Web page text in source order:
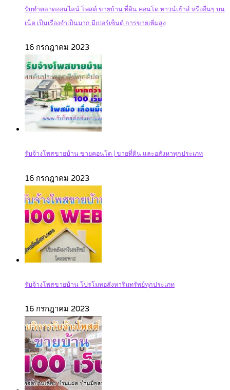
รับทำตลาดออนไลน์ โพสต์ ขายบ้าน ที่ดิน คอนโด ทาวน์เฮ้าส์ หรืออื่นๆ บน
เน็ต เป็นเรื่องจำเป็นมาก มีเปอร์เซ็นต์ การขายเพิ่มสูง
16 กรกฎาคม 2023
รับจ้างโพสขายบ้าน ขายคอนโด | ขายที่ดิน และอสังหาทุกประเภท‎
16 กรกฎาคม 2023
รับจ้างโพสขายบ้าน โปรโมทอสังหาริมทรัพย์ทุกประเภท
16 กรกฎาคม 2023